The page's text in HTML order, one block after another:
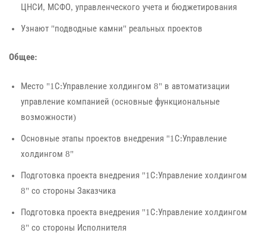
ЦНСИ, МСФО, управленческого учета и бюджетирования
Узнают "подводные камни" реальных проектов
Общее:
Место "1С:Управление холдингом 8" в автоматизации
управление компанией (основные функциональные
возможности)
Основные этапы проектов внедрения "1С:Управление
холдингом 8"
Подготовка проекта внедрения "1С:Управление холдингом
8" со стороны Заказчика
Подготовка проекта внедрения "1С:Управление холдингом
8" со стороны Исполнителя